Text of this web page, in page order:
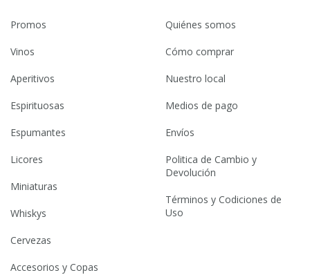
Promos
Vinos
Aperitivos
Espirituosas
Espumantes
Licores
Miniaturas
Whiskys
Cervezas
Accesorios y Copas
Quiénes somos
Cómo comprar
Nuestro local
Medios de pago
Envíos
Politica de Cambio y
Devolución
Términos y Codiciones de
Uso